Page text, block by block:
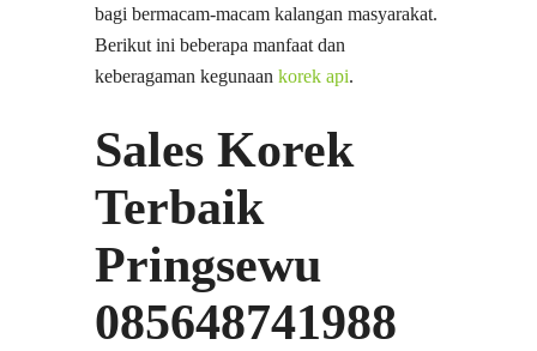
bagi bermacam-macam kalangan masyarakat.
Berikut ini beberapa manfaat dan
keberagaman kegunaan korek api.
Sales Korek
Terbaik
Pringsewu
085648741988